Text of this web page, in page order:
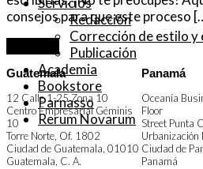
Redacción
Corrección de estilo y
Publicación
Academia
Bookstore
Parnasso
Rerum Novarum
consejos para que este proceso
Guatemala
12 Calle 1-25 Zona 10
Centro Empresarial Géminis
10
Torre Norte, Of. 1802
Ciudad de Guatemala 01010
Guatemala, C. A.
Panamá
Oceanía
Floor
Street Punta
Urbanización
Ciudad de
Panamá